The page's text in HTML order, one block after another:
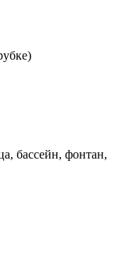
бассейн, фонтан,